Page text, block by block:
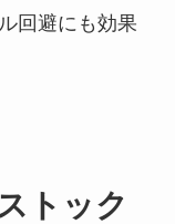
回避にも効果
トック